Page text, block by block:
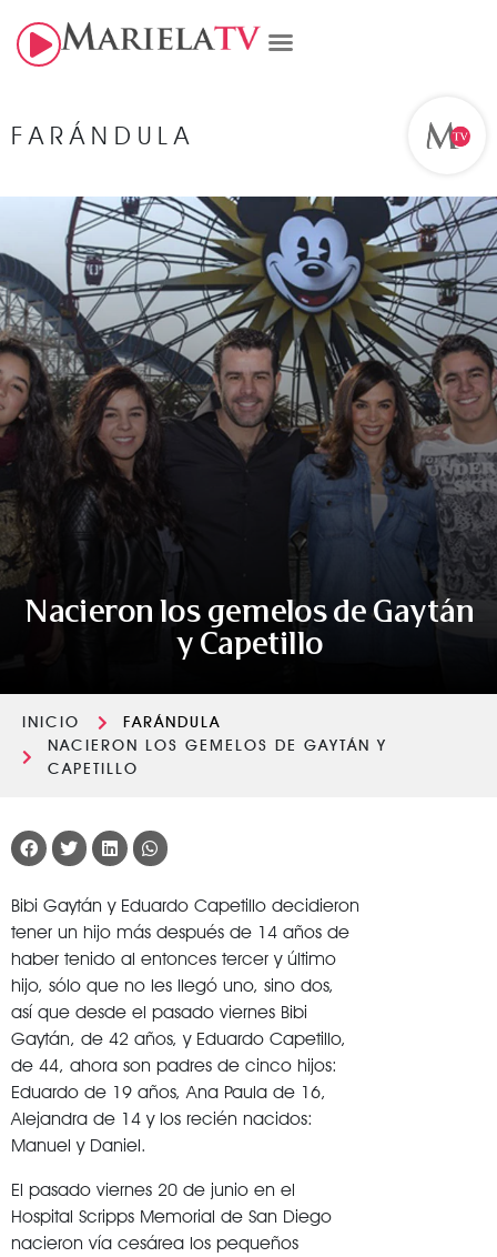
FARÁNDULA
Nacieron los gemelos de Gaytán
y Capetillo
INICIO
FARÁNDULA
NACIERON LOS GEMELOS DE GAYTÁN Y
CAPETILLO
Bibi Gaytán y Eduardo Capetillo decidieron
tener un hijo más después de 14 años de
haber tenido al entonces tercer y último
hijo, sólo que no les llegó uno, sino dos,
así que desde el pasado viernes Bibi
Gaytán, de 42 años, y Eduardo Capetillo,
de 44, ahora son padres de cinco hijos:
Eduardo de 19 años, Ana Paula de 16,
Alejandra de 14 y los recién nacidos:
Manuel y Daniel.
El pasado viernes 20 de junio en el
Hospital Scripps Memorial de San Diego
nacieron vía cesárea los pequeños